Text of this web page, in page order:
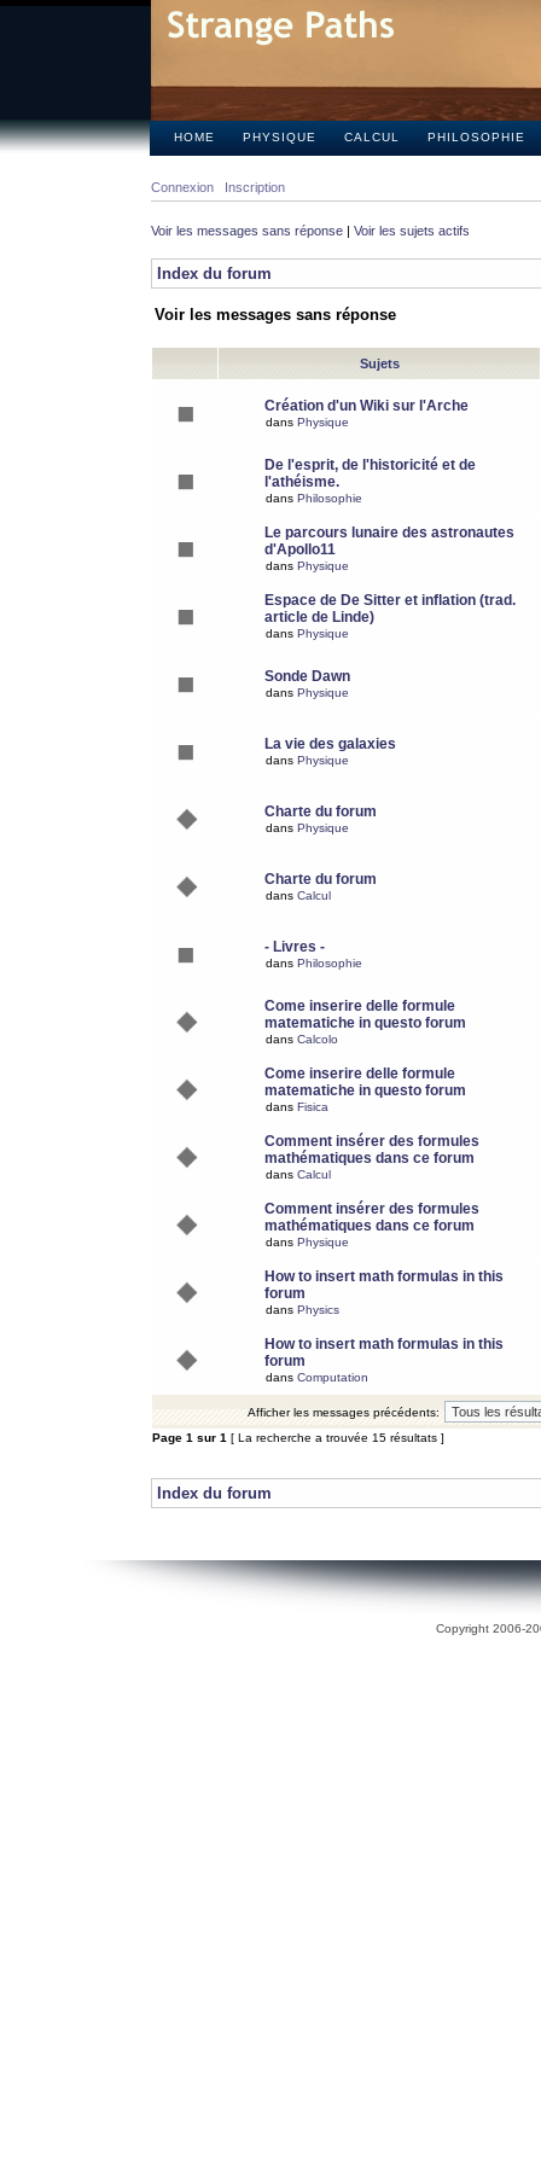
HOME PHYSIQUE CALCUL PHILOSOPHIE
Connexion Inscription
Voir les messages sans réponse | Voir les sujets actifs
Index du forum
Voir les messages sans réponse
Sujets
Création d'un Wiki sur l'Arche
dans Physique
De l'esprit, de l'historicité et de
l'athéisme.
dans Philosophie
Le parcours lunaire des astronautes
d'Apollo11
dans Physique
Espace de De Sitter et inflation (trad.
article de Linde)
dans Physique
Sonde Dawn
dans Physique
La vie des galaxies
dans Physique
Charte du forum
dans Physique
Charte du forum
dans Calcul
- Livres -
dans Philosophie
Come inserire delle formule
matematiche in questo forum
dans Calcolo
Come inserire delle formule
matematiche in questo forum
dans Fisica
Comment insérer des formules
mathématiques dans ce forum
dans Calcul
Comment insérer des formules
mathématiques dans ce forum
dans Physique
How to insert math formulas in this
forum
dans Physics
How to insert math formulas in this
forum
dans Computation
Afficher les messages précédents:
Page 1 sur 1 [ La recherche a trouvée 15 résultats ]
Index du forum
Copyright 2006-